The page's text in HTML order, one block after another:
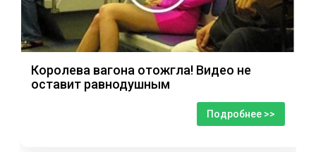
Королева вагона отожгла! Видео не
оставит равнодушным
Подробнее >>